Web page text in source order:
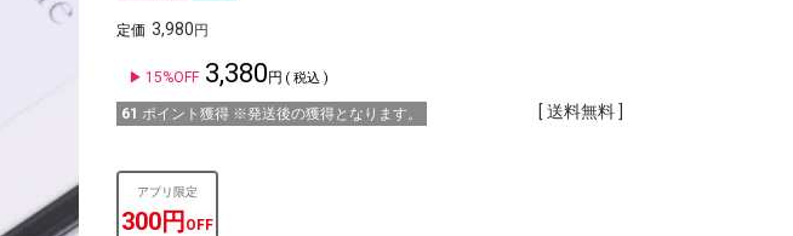
定価 3,980
15%OFF 3,380 税込
61 ポイント獲得 ※発送後の獲得となります。 送料無料
アプリ限定
300円 OFF